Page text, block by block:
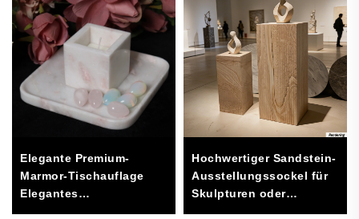
Elegante Premium-
Marmor-Tischauflage
Elegantes
Wohnaccessoire für
Hochwertiger Sandstein-
Ausstellungssockel für
Skulpturen oder
Kunstwerke – in